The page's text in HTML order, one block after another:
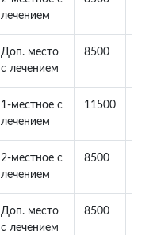
лечением
Доп. место
с лечением
8500
1-местное с
лечением
11500
2-местное с
лечением
8500
Доп. место
с лечением
8500